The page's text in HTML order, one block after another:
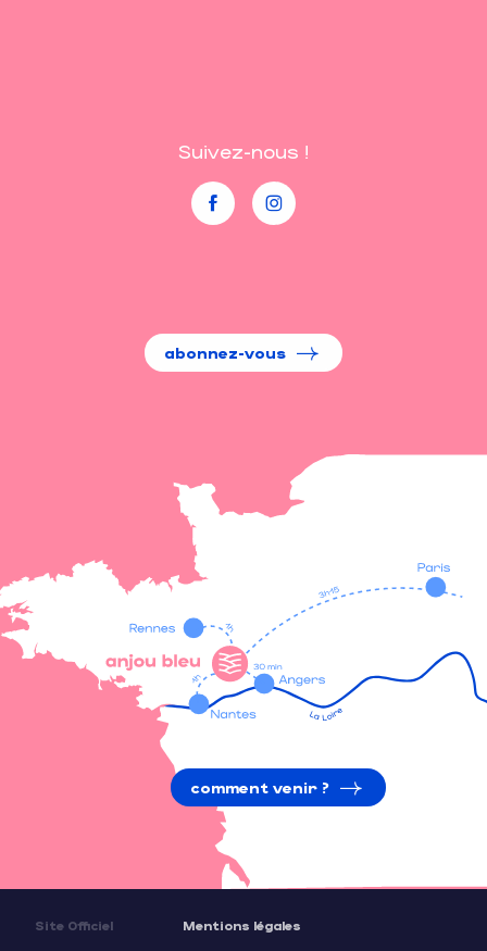
Suivez-nous !
abonnez-vous
comment venir ?
Site Officiel Mentions légales